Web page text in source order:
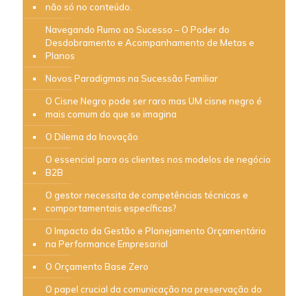
não só no conteúdo.
Navegando Rumo ao Sucesso – O Poder do
Desdobramento e Acompanhamento de Metas e
Planos
Novos Paradigmas na Sucessão Familiar
O Cisne Negro pode ser raro mas UM cisne negro é
mais comum do que se imagina
O Dilema da Inovação
O essencial para os clientes nos modelos de negócio
B2B
O gestor necessita de competências técnicas e
comportamentais específicas?
O Impacto da Gestão e Planejamento Orçamentário
na Performance Empresarial
O Orçamento Base Zero
O papel crucial da comunicação na preservação do